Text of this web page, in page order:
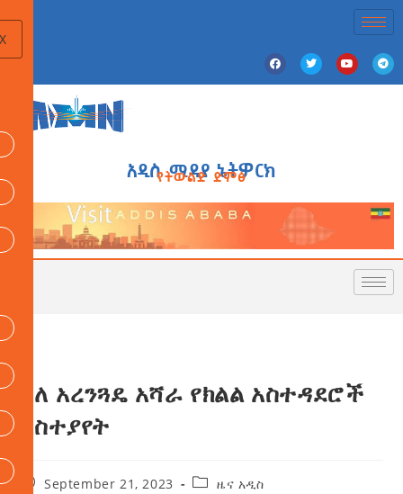
አዲስ ሚዲያ ኔትዎርክ
የትውልድ ድምፅ
ስለ አረንጓዴ አሻራ የክልል አስተዳደሮች
አስተያየት
September 21, 2023 ዜና አዲስ